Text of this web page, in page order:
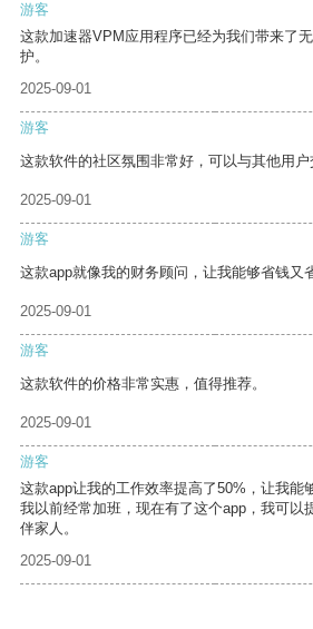
游客
这款加速器VPM应用程序已经为我们带来了
护。
2025-09-01
游客
这款软件的社区氛围非常好，可以与其他用户
2025-09-01
游客
这款app就像我的财务顾问，让我能够省钱又
2025-09-01
游客
这款软件的价格非常实惠，值得推荐。
2025-09-01
游客
这款app让我的工作效率提高了50%，让我能
我以前经常加班，现在有了这个app，我可以
伴家人。
2025-09-01